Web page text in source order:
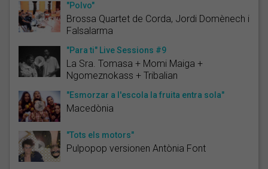
"Polvo"
Brossa Quartet de Corda, Jordi Domènech i
Falsalarma
"Para ti" Live Sessions #9
La Sra. Tomasa + Momi Maiga +
Ngomeznokass + Tribalian
"Esmorzar a l'escola la fruita entra sola"
Macedònia
"Tots els motors"
Pulpopop versionen Antònia Font